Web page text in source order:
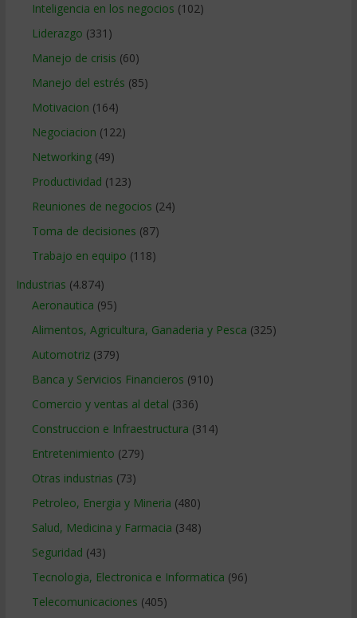
Inteligencia en los negocios (102)
Liderazgo (331)
Manejo de crisis (60)
Manejo del estrés (85)
Motivacion (164)
Negociacion (122)
Networking(49)
Productividad (123)
Reuniones de negocios (24)
Toma de decisiones (87)
Trabajo en equipo (118)
Industrias (4.874)
Aeronautica (95)
Alimentos, Agricultura, Ganaderia y Pesca (325)
Automotriz(379)
Banca y Servicios Financieros (910)
Comercio y ventas al detal (336)
Construccion e Infraestructura (314)
Entretenimiento (279)
Otras industrias (73)
Petroleo, Energia y Mineria (480)
Salud, Medicina y Farmacia (348)
Seguridad (43)
Tecnologia, Electronica e Informatica (96)
Telecomunicaciones (405)